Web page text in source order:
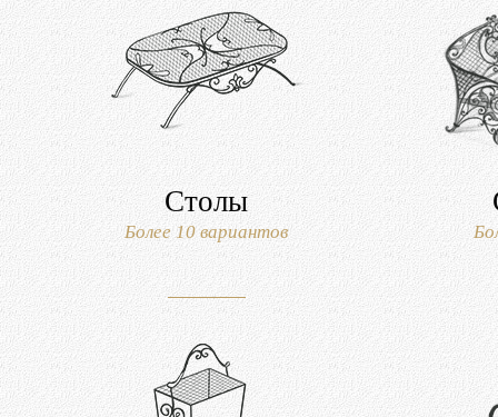
Столы
Более 10 вариантов